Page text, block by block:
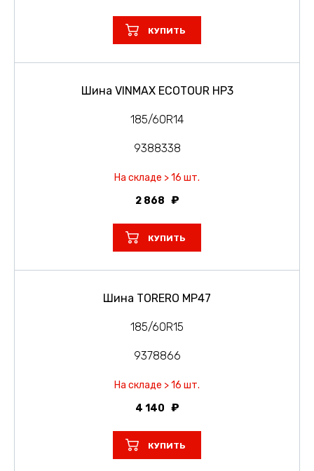
КУПИТЬ
Шина VINMAX ECOTOUR HP3
185/60R14
9388338
На складе > 16 шт.
2 868
КУПИТЬ
Шина TORERO MP47
185/60R15
9378866
На складе > 16 шт.
4 140
КУПИТЬ